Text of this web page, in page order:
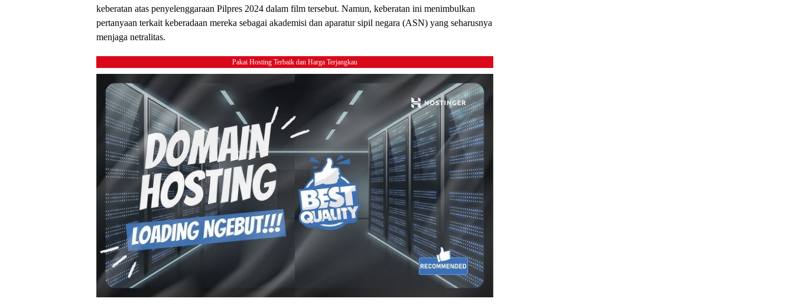
keberatan atas penyelenggaraan Pilpres 2024 dalam film tersebut. Namun, keberatan ini menimbulkan
pertanyaan terkait keberadaan mereka sebagai akademisi dan aparatur sipil negara (ASN) yang seharusnya
menjaga netralitas.
Pakai Hosting Terbaik dan Harga Terjangkau